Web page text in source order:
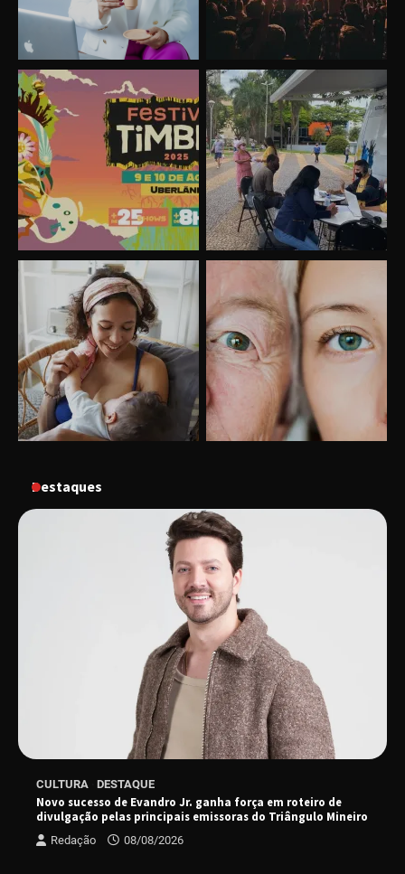
Destaques
CULTURA DESTAQUE
Novo sucesso de Evandro Jr. ganha força em roteiro de
divulgação pelas principais emissoras do Triângulo Mineiro
Redação 08/08/2026
Uberlândia recebe o projeto “Experiência Rio”
no dia 17 de junho
“Vozes pela Vida” celebra 10 anos com show
em Uberlândia
“Vem pra Praça!” reunirá arte, cultura e
gastronomia de Uberlândia em dois dias de
evento gratuito
“Uma prosa de valor” é o tema da roda de
conversa com o diretor e a produtora do
espetáculo Bárbara
sucesso absoluto em 2025
Senac em Uberlândia oferece curso gratuito
de Tricologia e Terapia Capilar
Uberlândia recebe em agosto turnê de 30 anos
do Grupo Soweto
EMCANTAR estreia espetáculo de lançamento
do novo álbum Abraço no Planeta